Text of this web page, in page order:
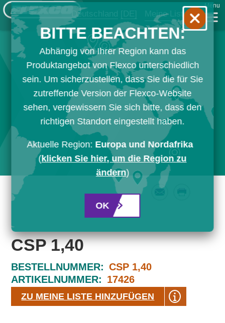
Deutschland [DE] Meine Liste
Menu
CSP 1,40
BESTELLNUMMER: CSP 1,40
ARTIKELNUMMER: 17426
ZU MEINE LISTE HINZUFÜGEN
BITTE BEACHTEN:
Abhängig von Ihrer Region kann das
Produktangebot von Flexco unterschiedlich
sein. Um sicherzustellen, dass Sie die für Sie
zutreffende Version der Flexco-Website
sehen, vergewissern Sie sich bitte, dass den
richtigen Standort eingestellt haben.
Aktuelle Region: Europa und Nordafrika
(klicken Sie hier, um die Region zu
ändern)
OK